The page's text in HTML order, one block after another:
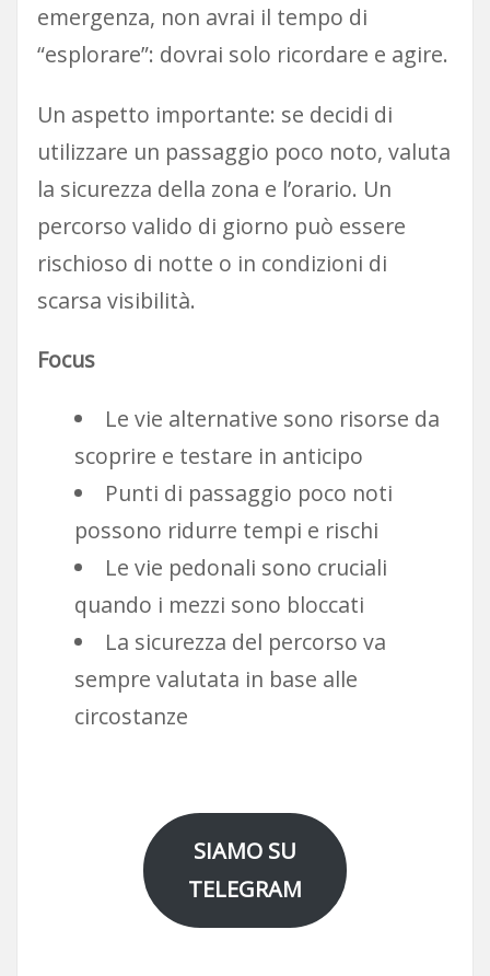
emergenza, non avrai il tempo di
“esplorare”: dovrai solo ricordare e agire.
Un aspetto importante: se decidi di
utilizzare un passaggio poco noto, valuta
la sicurezza della zona e l’orario. Un
percorso valido di giorno può essere
rischioso di notte o in condizioni di
scarsa visibilità.
Focus
Le vie alternative sono risorse da
scoprire e testare in anticipo
Punti di passaggio poco noti
possono ridurre tempi e rischi
Le vie pedonali sono cruciali
quando i mezzi sono bloccati
La sicurezza del percorso va
sempre valutata in base alle
circostanze
SIAMO SU
TELEGRAM